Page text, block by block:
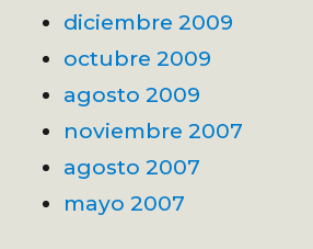
diciembre 2009
octubre 2009
agosto 2009
noviembre 2007
agosto 2007
mayo 2007